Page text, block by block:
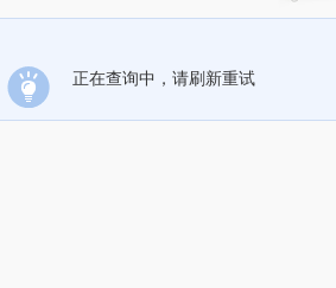
正在查询中，请刷新重试